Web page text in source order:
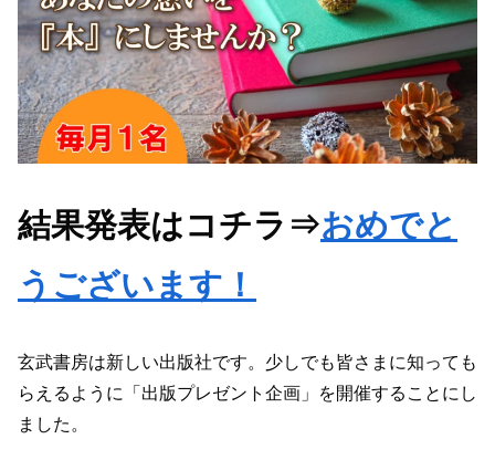
結果発表はコチラ⇒おめでと
うございます！
玄武書房は新しい出版社です。少しでも皆さまに知っても
らえるように「出版プレゼント企画」を開催することにし
ました。